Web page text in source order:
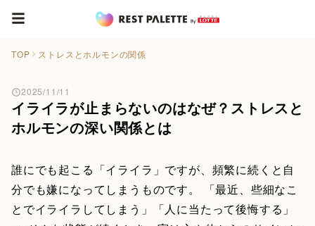
TOP ストレスとホルモンの関係
イライラが止まらないのはなぜ？ストレスと
ホルモンの深い関係とは
2025/11/11
誰にでも起こる「イライラ」ですが、頻繁に続くと自
分でも嫌になってしまうものです。 「最近、些細なこ
とでイライラしてしまう」「人に当たって後悔する」